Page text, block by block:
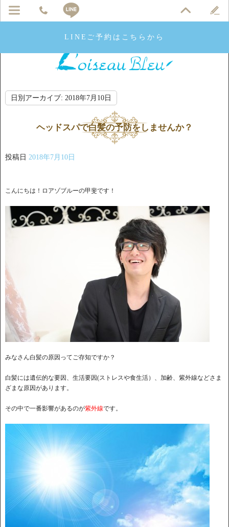
LINEご予約はこちらから
日別アーカイブ: 2018年7月10日
ヘッドスパで白髪の予防をしませんか？
投稿日 2018年7月10日
こんにちは！ロアゾブルーの甲斐です！
みなさん白髪の原因ってご存知ですか？
白髪には遺伝的な要因、生活要因(ストレスや食生活）、加齢、紫外線などさま
ざまな原因があります。
その中で一番影響があるのが紫外線です。